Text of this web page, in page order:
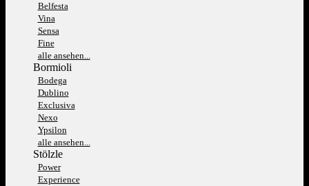
Belfesta
Vina
Sensa
Fine
alle ansehen...
Bormioli
Bodega
Dublino
Exclusiva
Nexo
Ypsilon
alle ansehen...
Stölzle
Power
Experience